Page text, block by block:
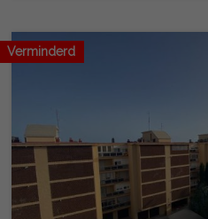
Verminderd